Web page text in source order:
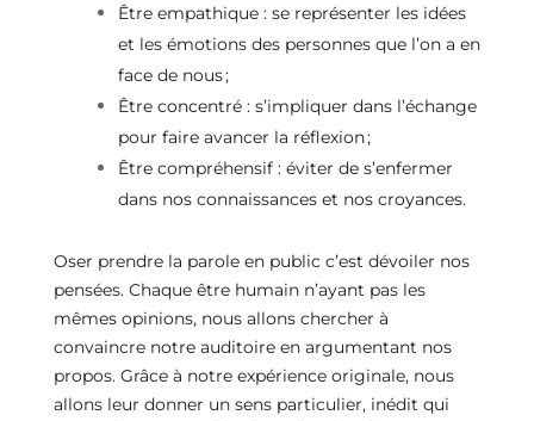
Être empathique : se représenter les idées
et les émotions des personnes que l’on a en
face de nous ;
Être concentré : s’impliquer dans l’échange
pour faire avancer la réflexion ;
Être compréhensif : éviter de s’enfermer
dans nos connaissances et nos croyances.
Oser prendre la parole en public c’est dévoiler nos
pensées. Chaque être humain n’ayant pas les
mêmes opinions, nous allons chercher à
convaincre notre auditoire en argumentant nos
propos. Grâce à notre expérience originale, nous
allons leur donner un sens particulier, inédit qui